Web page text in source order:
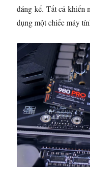
đáng kể. Tất cả khiến
dụng một chiếc máy